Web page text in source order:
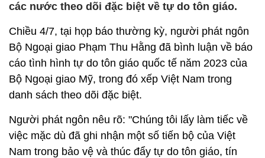
các nước theo dõi đặc biệt về tự do tôn giáo.
Chiều 4/7, tại họp báo thường kỳ, người phát ngôn
Bộ Ngoại giao Phạm Thu Hằng đã bình luận về báo
cáo tình hình tự do tôn giáo quốc tế năm 2023 của
Bộ Ngoại giao Mỹ, trong đó xếp Việt Nam trong
danh sách theo dõi đặc biệt.
Người phát ngôn nêu rõ: "Chúng tôi lấy làm tiếc về
việc mặc dù đã ghi nhận một số tiến bộ của Việt
Nam trong bảo vệ và thúc đẩy tự do tôn giáo, tín